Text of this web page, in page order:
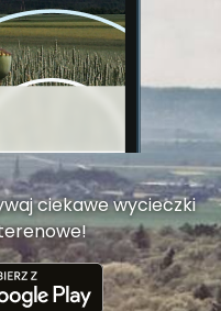
ciekawe wycieczki